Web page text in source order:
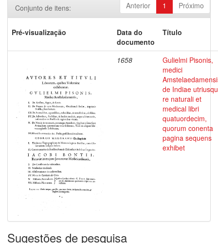
Anterior 1 Próximo
Conjunto de itens:
Pré-visualização
Data do
documento
Título
1658
Gulielmi Pisonis,
medici
de Indiae
re naturali et
medical libri
quatuordecim,
quorum conenta
pagina sequens
exhibet
Sugestões de pesquisa